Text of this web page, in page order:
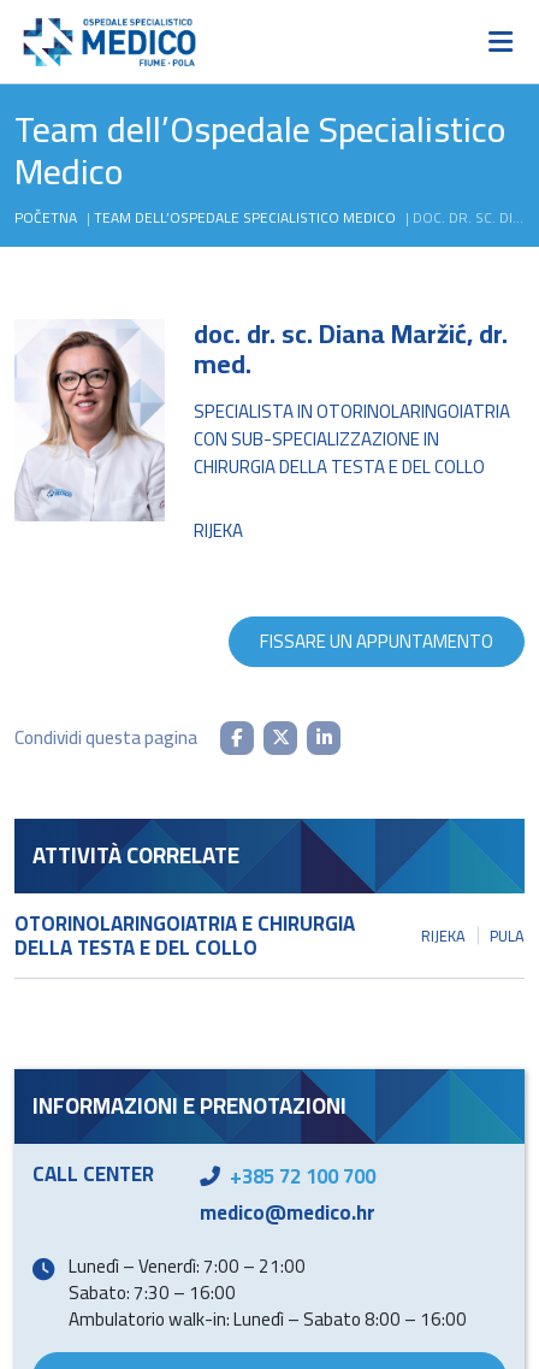
Team dell’Ospedale Specialistico
Medico
POČETNA |TEAM DELL’OSPEDALE SPECIALISTICO MEDICO | DOC. DR. SC. DIANA MARŽIĆ, DR. MED.
doc. dr. sc. Diana Maržić, dr.
med.
SPECIALISTA IN OTORINOLARINGOIATRIA
CON SUB-SPECIALIZZAZIONE IN
CHIRURGIA DELLA TESTA E DEL COLLO
RIJEKA
FISSARE UN APPUNTAMENTO
Condividi questa pagina
ATTIVITÀ CORRELATE
OTORINOLARINGOIATRIA E CHIRURGIA
DELLA TESTA E DEL COLLO RIJEKA PULA
INFORMAZIONI E PRENOTAZIONI
CALL CENTER
+385 72 100 700
medico@medico.hr
Lunedì – Venerdì: 7:00 – 21:00
Sabato: 7:30 – 16:00
Ambulatorio walk-in: Lunedì – Sabato 8:00 – 16:00